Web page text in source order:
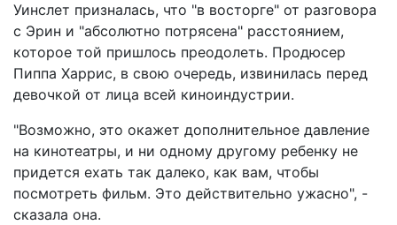
Уинслет призналась, что "в восторге" от разговора
с Эрин и "абсолютно потрясена" расстоянием,
которое той пришлось преодолеть. Продюсер
Пиппа Харрис, в свою очередь, извинилась перед
девочкой от лица всей киноиндустрии.
"Возможно, это окажет дополнительное давление
на кинотеатры, и ни одному другому ребенку не
придется ехать так далеко, как вам, чтобы
посмотреть фильм. Это действительно ужасно", -
сказала она.